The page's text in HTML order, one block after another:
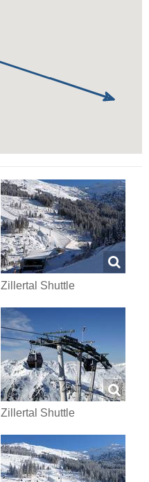
Zillertal Shuttle
Zillertal Shuttle